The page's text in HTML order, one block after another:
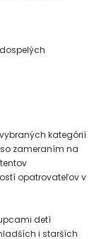
kategórií
zameraním na
opatrovateľov v
detí
i starších